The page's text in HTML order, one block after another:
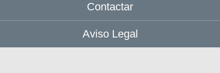
Contactar
Aviso Legal